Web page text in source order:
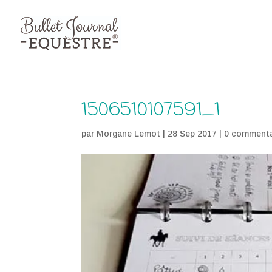
1506510107591_1
par Morgane Lemot 28 Sep 2017 0